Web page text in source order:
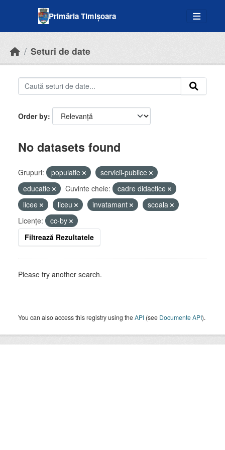
Primăria Timișoara
Seturi de date
Order by
No datasets found
Grupuri: populatie
servicii-publice
educatie
Cuvinte cheie:
cadre didactice
licee
liceu invatamant
scoala
Licenţe:
cc-by
Filtrează Rezultatele
Please try another search.
You can also access this registry using theAPI (see Documente API).